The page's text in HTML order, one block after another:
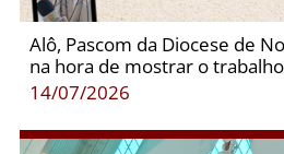
Alô, Pascom da Diocese de
na hora de mostrar o
14/07/2026